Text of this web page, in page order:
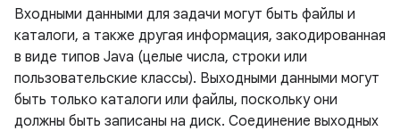
Входными данными для задачи могут быть файлы и
каталоги, а также другая информация, закодированная
в виде типов Java (целые числа, строки или
пользовательские классы). Выходными данными могут
быть только каталоги или файлы, поскольку они
должны быть записаны на диск. Соединение выходных